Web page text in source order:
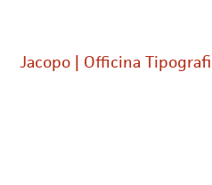
Jacopo | Officina